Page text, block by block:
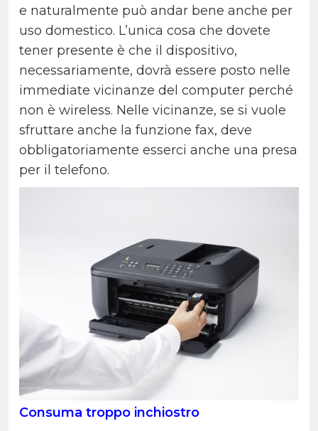
e naturalmente può andar bene anche per
uso domestico. L’unica cosa che dovete
tener presente è che il dispositivo,
necessariamente, dovrà essere posto nelle
immediate vicinanze del computer perché
non è wireless. Nelle vicinanze, se si vuole
sfruttare anche la funzione fax, deve
obbligatoriamente esserci anche una presa
per il telefono.
Consuma troppo inchiostro